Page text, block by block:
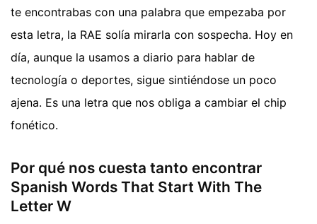
te encontrabas con una palabra que empezaba por
esta letra, la RAE solía mirarla con sospecha. Hoy en
día, aunque la usamos a diario para hablar de
tecnología o deportes, sigue sintiéndose un poco
ajena. Es una letra que nos obliga a cambiar el chip
fonético.
Por qué nos cuesta tanto encontrar
Spanish Words That Start With The
Letter W